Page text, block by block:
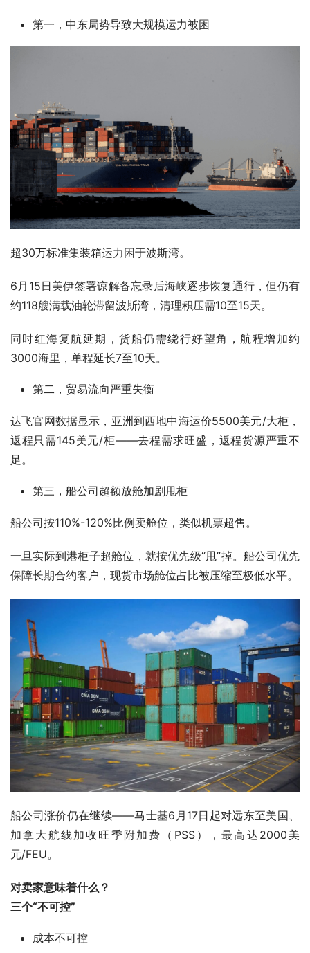
第一，中东局势导致大规模运力被困
超30万标准集装箱运力困于波斯湾。
6月15日美伊签署谅解备忘录后海峡逐步恢复通行，但仍有
约118艘满载油轮滞留波斯湾，清理积压需10至15天。
同时红海复航延期，货船仍需绕行好望角，航程增加约
3000海里，单程延长7至10天。
第二，贸易流向严重失衡
达飞官网数据显示，亚洲到西地中海运价5500美元/大柜，
返程只需145美元/柜——去程需求旺盛，返程货源严重不
足。
第三，船公司超额放舱加剧甩柜
船公司按110%-120%比例卖舱位，类似机票超售。
一旦实际到港柜子超舱位，就按优先级“甩”掉。船公司优先
保障长期合约客户，现货市场舱位占比被压缩至极低水平。
船公司涨价仍在继续——马士基6月17日起对远东至美国、
加拿大航线加收旺季附加费（PSS），最高达2000美
元/FEU。
对卖家意味着什么？
三个“不可控”
成本不可控